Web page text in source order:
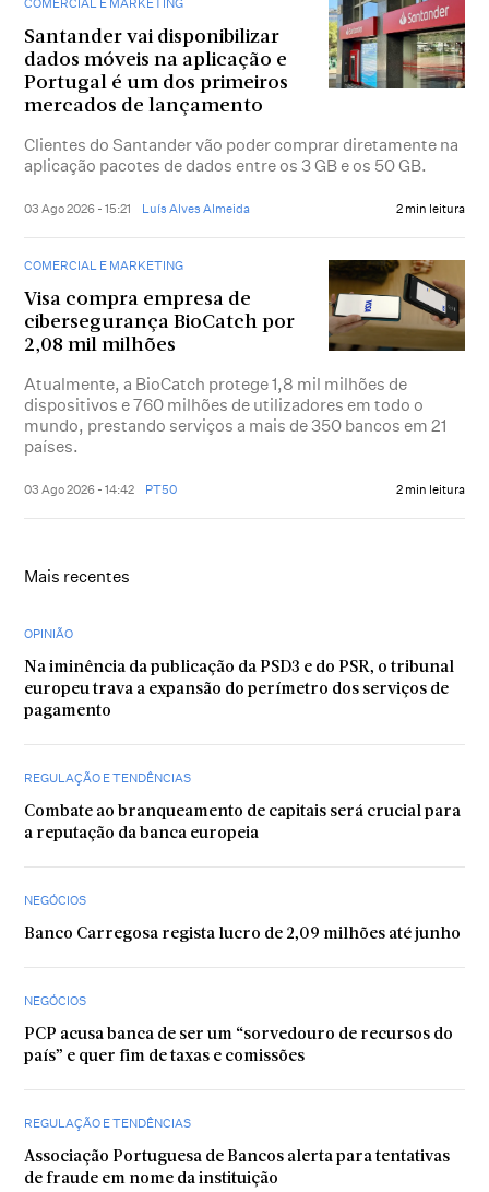
Santander vai disponibilizar
dados móveis na aplicação e
Portugal é um dos primeiros
mercados de lançamento
Clientes do Santander vão poder comprar diretamente na
aplicação pacotes de dados entre os 3 GB e os 50 GB.
03 Ago 2026 - 15:21 Luís Alves Almeida 2 min leitura
COMERCIAL E MARKETING
Visa compra empresa de
cibersegurança BioCatch por
2,08 mil milhões
Atualmente, a BioCatch protege 1,8 mil milhões de
dispositivos e 760 milhões de utilizadores em todo o
mundo, prestando serviços a mais de 350 bancos em 21
países.
03 Ago 2026 - 14:42 PT50 2 min leitura
Mais recentes
OPINIÃO
Na iminência da publicação da PSD3 e do PSR, o tribunal
europeu trava a expansão do perímetro dos serviços de
pagamento
REGULAÇÃO E TENDÊNCIAS
Combate ao branqueamento de capitais será crucial para
a reputação da banca europeia
NEGÓCIOS
Banco Carregosa regista lucro de 2,09 milhões até junho
NEGÓCIOS
PCP acusa banca de ser um “sorvedouro de recursos do
país” e quer fim de taxas e comissões
REGULAÇÃO E TENDÊNCIAS
Associação Portuguesa de Bancos alerta para tentativas
de fraude em nome da instituição